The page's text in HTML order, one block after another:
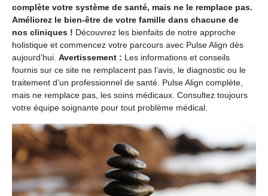
complète votre système de santé, mais ne le remplace pas.
Améliorez le bien-être de votre famille dans chacune de
nos cliniques ! Découvrez les bienfaits de notre approche
holistique et commencez votre parcours avec Pulse Align dès
aujourd’hui. Avertissement : Les informations et conseils
fournis sur ce site ne remplacent pas l’avis, le diagnostic ou le
traitement d’un professionnel de santé. Pulse Align complète,
mais ne remplace pas, les soins médicaux. Consultez toujours
votre équipe soignante pour tout problème médical.